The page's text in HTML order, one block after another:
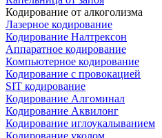
Кодирование от алкоголизма
Лазерное кодирование
Кодирование Налтрексон
Аппаратное кодирование
Компьютерное кодирование
Кодирование с провокацией
SIT кодирование
Кодирование Алгоминал
Кодирование Аквилонг
Кодирование иглоукалыванием
Кодирование уколом